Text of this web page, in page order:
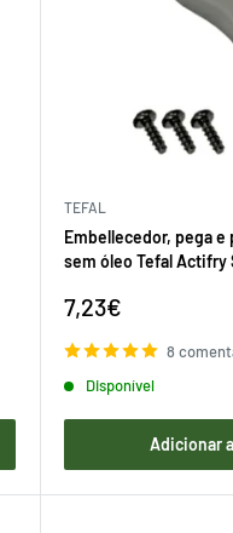
TEFAL
Embellecedor, pega
sem óleo Tefal Actifry
Preço
venda
7,23€
8
Disponível
Adicionar